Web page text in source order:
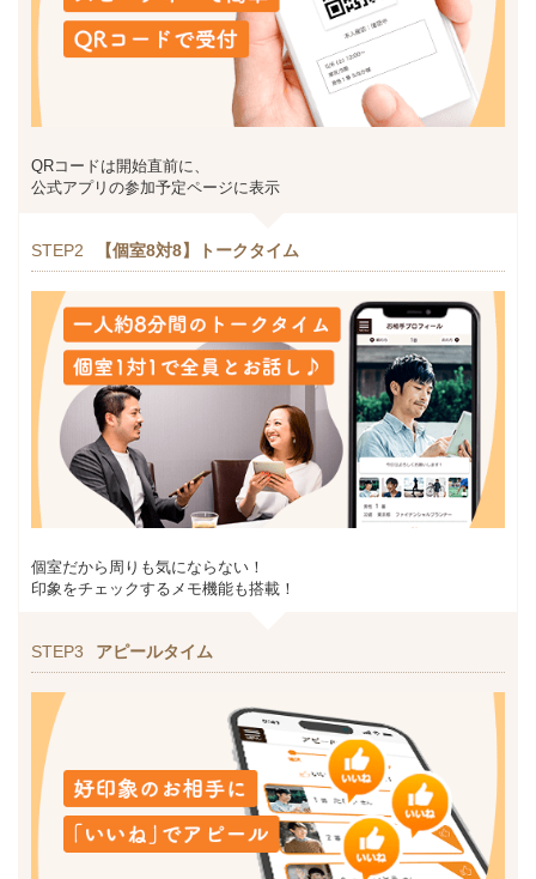
QRコードは開始直前に、
公式アプリの参加予定ページに表示
STEP2 【個室8対8】トークタイム
個室だから周りも気にならない！
印象をチェックするメモ機能も搭載！
STEP3 アピールタイム